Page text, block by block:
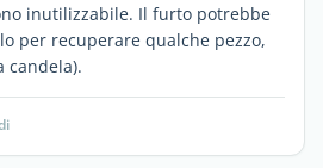
inutilizzabile. Il furto potrebbe
per recuperare qualche pezzo,
candela).